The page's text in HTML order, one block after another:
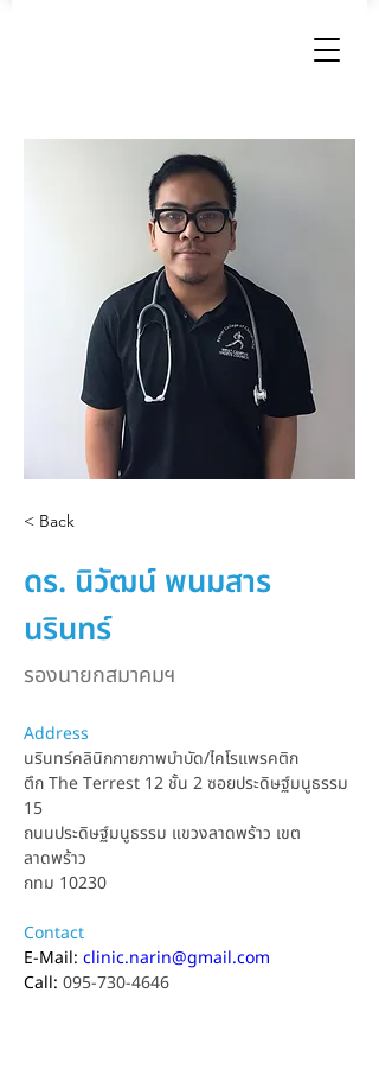
< Back
ดร. นิวัฒน์ พนมสาร
นรินทร์
รองนายกสมาคมฯ
Address
นรินทร์คลินิกกายภาพบำบัด/ไคโรแพรคติก
ตึก The Terrest 12 ชั้น 2 ซอยประดิษฐ์มนูธรรม
15
ถนนประดิษฐ์มนูธรรม แขวงลาดพร้าว เขต
ลาดพร้าว
กทม 10230
Contact
E-Mail: clinic.narin@gmail.com
Call: 095-730-4646